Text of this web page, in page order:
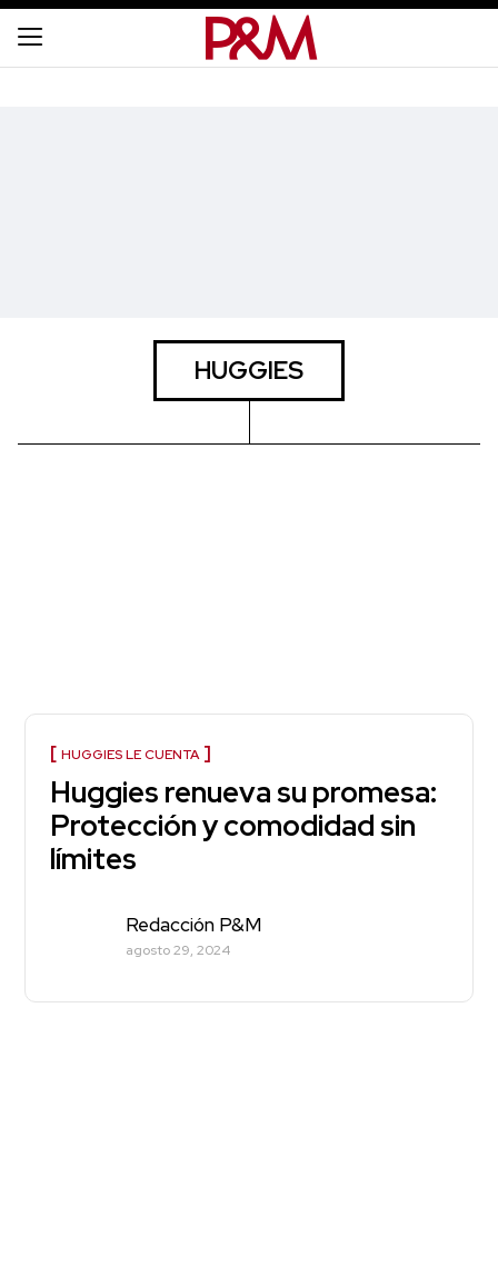
HUGGIES
HUGGIES LE CUENTA
Huggies renueva su promesa:
Protección y comodidad sin
límites
Redacción P&M
agosto 29, 2024